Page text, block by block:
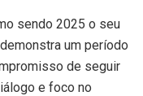
sendo 2025 o seu
um período
de seguir
e foco no